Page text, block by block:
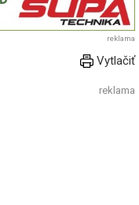
reklama
Vytlačiť
reklama